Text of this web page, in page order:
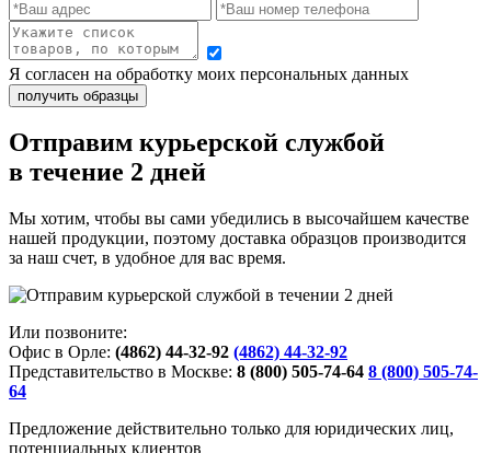
Я согласен на обработку моих персональных данных
Отправим курьерской службой
в течение 2 дней
Мы хотим, чтобы вы сами убедились в высочайшем качестве
нашей продукции, поэтому доставка образцов производится
за наш счет, в удобное для вас время.
Или позвоните:
Офис в Орле: (4862) 44-32-92 (4862) 44-32-92
Представительство в Москве: 8 (800) 505-74-64 8 (800) 505-74-
64
Предложение действительно только для юридических лиц,
потенциальных клиентов